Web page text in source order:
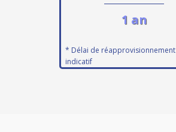
1 an
* Délai de réapprovisionnement
indicatif